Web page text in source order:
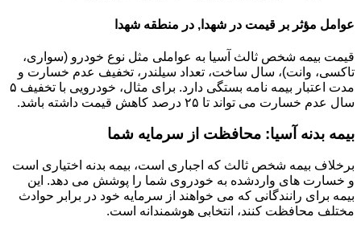
عوامل مؤثر بر قیمت در شهدا, در منطقه شهدا
قیمت بیمه شخص ثالث آسیا به عواملی مثل نوع خودرو (سواری،
تاکسی، وانت)، سال ساخت، تعداد سیلندر، تخفیف عدم خسارت و
مدت اعتبار بیمه نامه بستگی دارد. برای مثال، خودرویی با تخفیف ۵
سال عدم خسارت می تواند تا ۲۵ درصد کاهش قیمت داشته باشد.
بیمه بدنه آسیا: محافظت از سرمایه شما
برخلاف بیمه شخص ثالث که اجباری است، بیمه بدنه اختیاری است
و خسارت های واردشده به خودروی شما را پوشش می دهد. این
بیمه برای رانندگانی که می خواهند از سرمایه خود در برابر حوادث
مختلف محافظت کنند، انتخابی هوشمندانه است.